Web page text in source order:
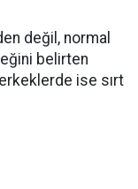
değil, normal
belirten
ise sırt